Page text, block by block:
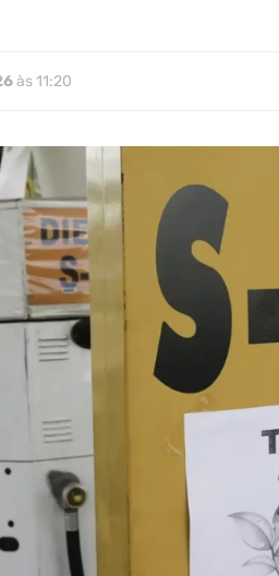
às 11:20